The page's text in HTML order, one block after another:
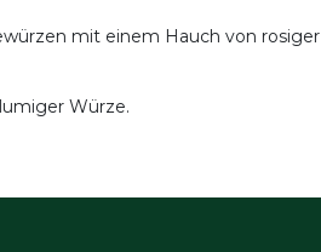
mit einem Hauch von rosiger
Würze.